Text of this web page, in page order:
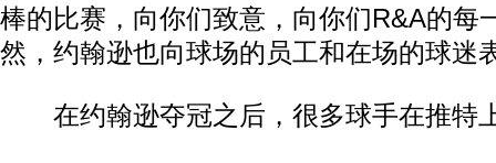
棒的比赛，向你们致意，向你们R&A的每
然，约翰逊也向球场的员工和在场的球迷
在约翰逊夺冠之后，很多球手在推特